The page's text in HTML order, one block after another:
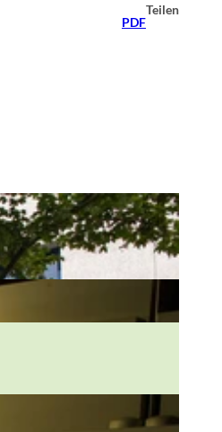
PDF
Teilen